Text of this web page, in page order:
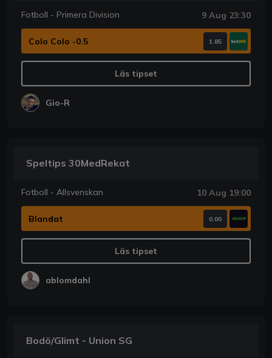
Fotboll - Primera Division 9 Aug 23:30
Colo Colo -0.5 1.85
Läs tipset
Gio-R
Speltips 30MedRekat
Fotboll - Allsvenskan 10 Aug 19:00
Blandat 0.00
Läs tipset
ablomdahl
Bodö/Glimt - Union SG